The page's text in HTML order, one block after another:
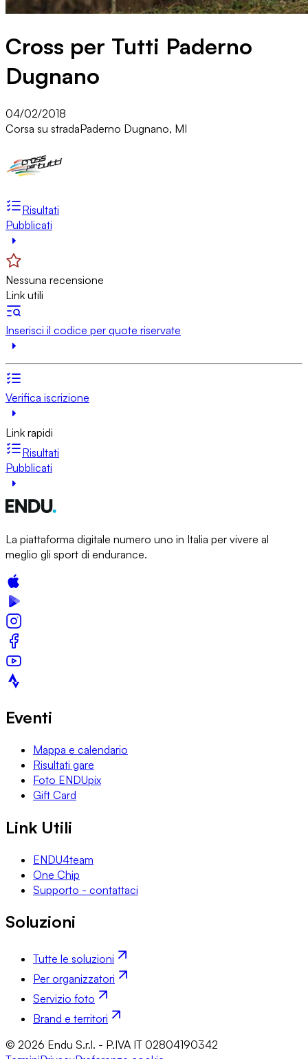
Cross per Tutti Paderno
Dugnano
04/02/2018
Corsa su stradaPaderno Dugnano, MI
Risultati
Pubblicati
Nessuna recensione
Link utili
Inserisci il codice per quote riservate
Verifica iscrizione
Link rapidi
Risultati
Pubblicati
La piattaforma digitale numero uno in Italia per vivere al
meglio gli sport di endurance.
Eventi
Mappa e calendario
Risultati gare
Foto ENDUpix
Gift Card
Link Utili
ENDU4team
One Chip
Supporto - contattaci
Soluzioni
Tutte le soluzioni
Per organizzatori
Servizio foto
Brand e territori
© 2026 Endu S.r.l. - P.IVA IT 02804190342